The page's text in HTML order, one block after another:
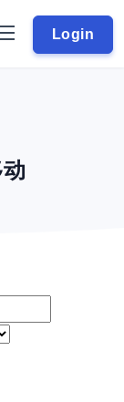
Login